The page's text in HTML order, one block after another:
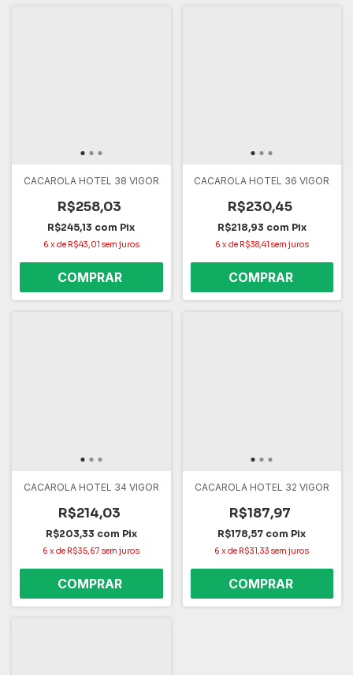
CACAROLA HOTEL 38 VIGOR
R$258,03
R$245,13 com Pix
6 xde R$43,01 sem juros
CACAROLA HOTEL 36 VIGOR
R$230,45
R$218,93 com Pix
6 xde R$38,41 sem juros
CACAROLA HOTEL 34 VIGOR
R$214,03
R$203,33 com Pix
6 xde R$35,67 sem juros
CACAROLA HOTEL 32 VIGOR
R$187,97
R$178,57 com Pix
6 xde R$31,33 sem juros